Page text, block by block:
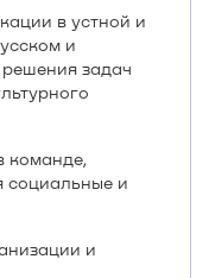
в устной и
и
задач
команде,
социальные и
и